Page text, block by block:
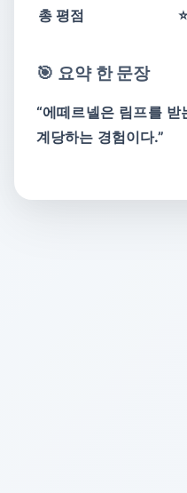
총 평점
🎯 요약 한 문장
“에떼르넬은 림프를
계당하는 경험이다.”